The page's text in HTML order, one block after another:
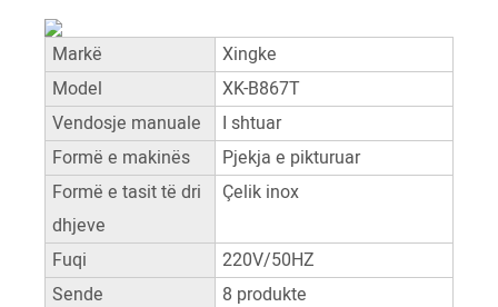
Markë
Xingke
Model
XK-B867T
Vendosje manuale
I shtuar
Formë e makinës
Pjekja e pikturuar
Formë e tasit të dri
dhjeve
Çelik inox
Fuqi
220V/50HZ
Sende
8 produkte